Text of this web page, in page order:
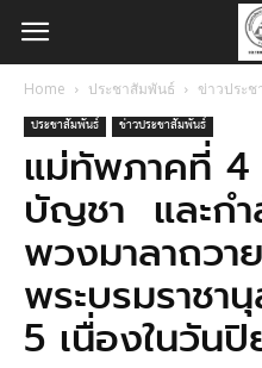
Home ประชาสัมพันธ์ ข่าวประ
ประชาสัมพันธ์ ข่าวประชาสัมพันธ์
แม่ทัพภาคที่
บัญชา และก
พวงมาลาถวา
พระบรมราชา
5 เนื่องในวันปิ